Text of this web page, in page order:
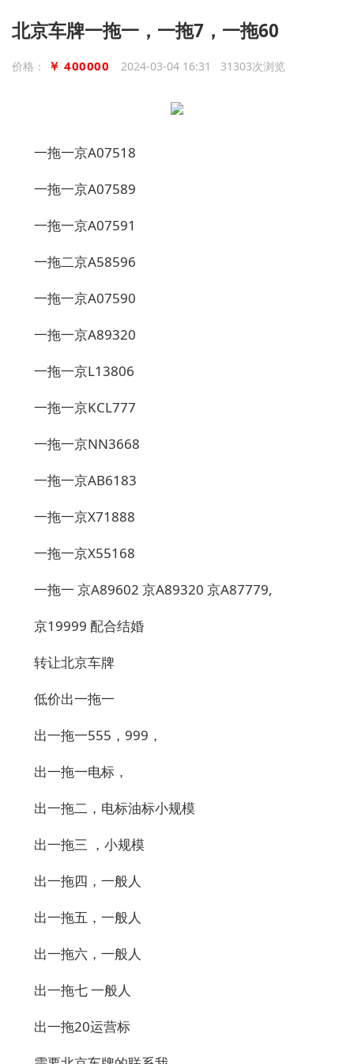
北京车牌一拖一，一拖7，一拖60
价格： ￥ 400000 2024-03-04 16:31 31303次浏览
一拖一京A07518
一拖一京A07589
一拖一京A07591
一拖二京A58596
一拖一京A07590
一拖一京A89320
一拖一京L13806
一拖一京KCL777
一拖一京NN3668
一拖一京AB6183
一拖一京X71888
一拖一京X55168
一拖一 京A89602 京A89320 京A87779,
京19999 配合结婚
转让北京车牌
低价出一拖一
出一拖一555，999，
出一拖一电标，
出一拖二，电标油标小规模
出一拖三 ，小规模
出一拖四，一般人
出一拖五，一般人
出一拖六，一般人
出一拖七 一般人
出一拖20运营标